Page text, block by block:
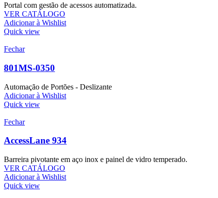
Portal com gestão de acessos automatizada.
VER CATÁLOGO
Adicionar à Wishlist
Quick view
Fechar
801MS-0350
Automação de Portões - Deslizante
Adicionar à Wishlist
Quick view
Fechar
AccessLane 934
Barreira pivotante em aço inox e painel de vidro temperado.
VER CATÁLOGO
Adicionar à Wishlist
Quick view